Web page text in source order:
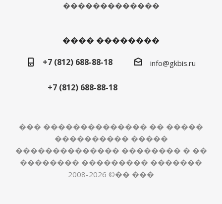
�������������
���� ��������
+7 (812) 688-88-18
+7 (812) 688-88-18
info@gkbis.ru
��� �������������� �� �����
���������� �����
�������������� �������� � ��
�������� ��������� �������
2008-2026 ©�� ���